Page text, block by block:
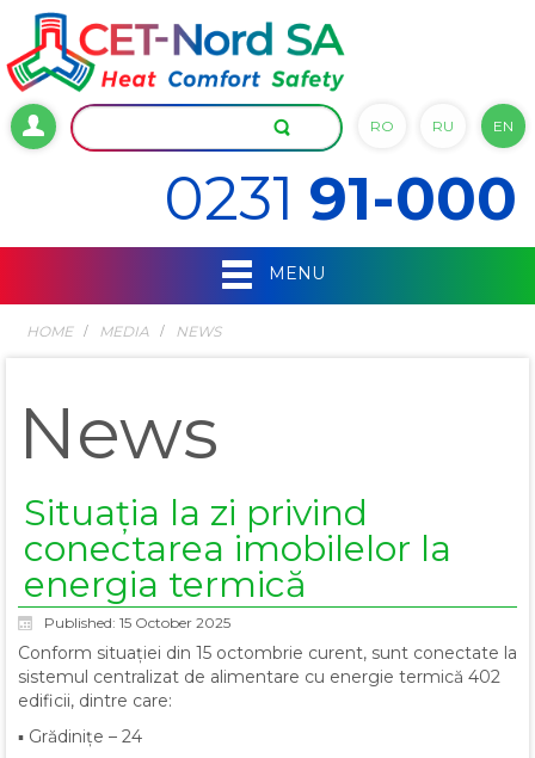
RO RU EN
0231 91-000
MENU
HOME MEDIA NEWS
News
Situația la zi privind
conectarea imobilelor la
energia termică
Published: 15 October 2025
Conform situației din 15 octombrie curent, sunt conectate la
sistemul centralizat de alimentare cu energie termică 402
edificii, dintre care:
▪ Grădinițe – 24